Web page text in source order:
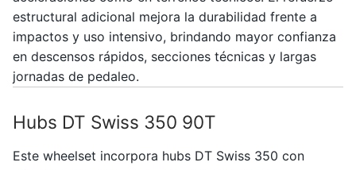
estructural adicional mejora la durabilidad frente a
impactos y uso intensivo, brindando mayor confianza
en descensos rápidos, secciones técnicas y largas
jornadas de pedaleo.
Hubs DT Swiss 350 90T
Este wheelset incorpora hubs DT Swiss 350 con